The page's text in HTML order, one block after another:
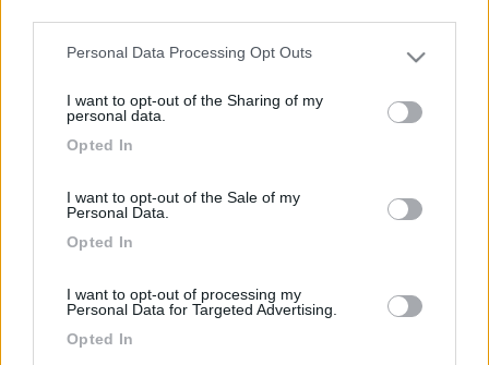
Please note that this website/app uses one or more Google
not limited to your visit or usage behaviour. You may click to
grant or deny consent to Google and its third-party tags to
use your data for below specified purposes in below Google
Personal Data Processing Opt Outs
I want to opt-out of the Sharing of my
personal data.
Opted In
I want to opt-out of the Sale of my
Personal Data.
Opted In
I want to opt-out of processing my
Personal Data for Targeted Advertising.
Opted In
Inserito il03/03/2023 alle:09:42:48
dovro' recarmi al teatro Duse di Bologna e tra le varie possibilita' di sosta
piu' canoniche ne avrei trovata una che vorrei sottoporre alla vostra
...
occhio al rientro da Bologna Centrale, non è così scontato dopo
Paolo DR